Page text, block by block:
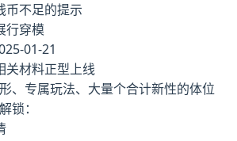
币不足的提示
行穿模
01-21
关材料正型上线
、专属玩法、大量个合计新性的体位
锁：